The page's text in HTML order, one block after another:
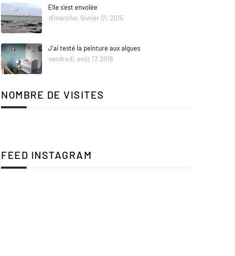
Elle s'est envolée
dimanche, février 01, 2015
J'ai testé la peinture aux algues
vendredi, août 17, 2018
NOMBRE DE VISITES
FEED INSTAGRAM